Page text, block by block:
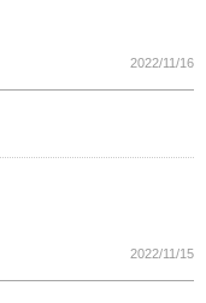
2022/11/16
2022/11/15